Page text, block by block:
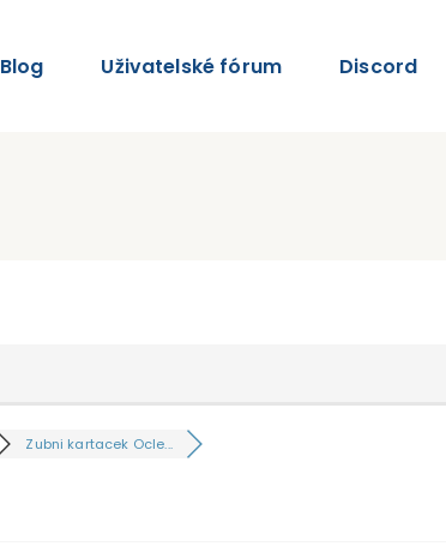
Blog Uživatelské fórum Discord
Zubni kartacek Ocle...